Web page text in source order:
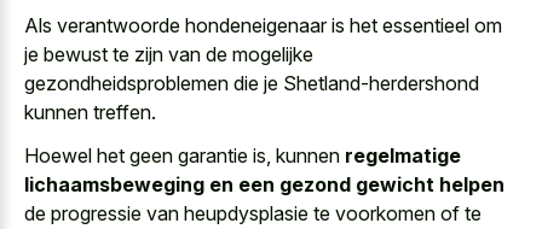
Als verantwoorde hondeneigenaar is het essentieel om
je bewust te zijn van de mogelijke
gezondheidsproblemen die je Shetland-herdershond
kunnen treffen.
Hoewel het geen garantie is, kunnen regelmatige
lichaamsbeweging en een gezond gewicht helpen
de progressie van heupdysplasie te voorkomen of te